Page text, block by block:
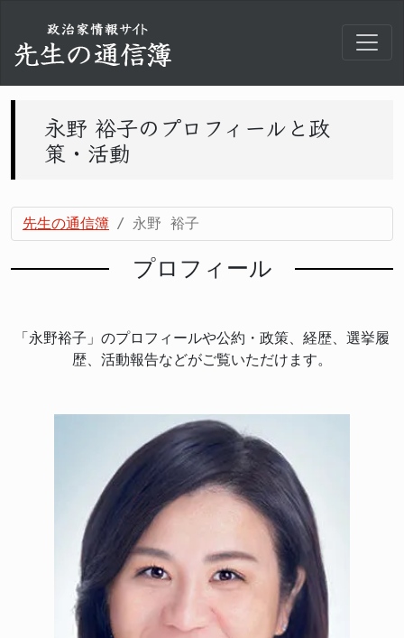
永野 裕子のプロフィールと政
策・活動
先生の通信簿 永野 裕子
プロフィール
「永野裕子」のプロフィールや公約・政策、経歴、選挙履
歴、活動報告などがご覧いただけます。